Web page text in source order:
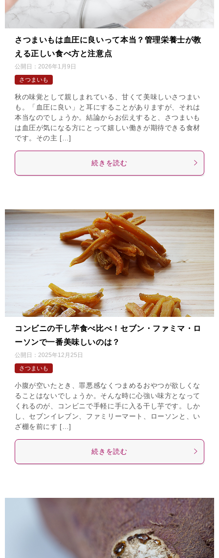
さつまいもは血圧に良いって本当？管理栄養士が教
える正しい食べ方と注意点
公開日： 2026年1月9日
さつまいも
秋の味覚として親しまれている、甘くて美味しいさつまい
も。「血圧に良い」と耳にすることがありますが、それは
本当なのでしょうか。結論からお伝えすると、さつまいも
は血圧が気になる方にとって嬉しい働きが期待できる食材
です。その主 […]
続きを読む
コンビニの干し芋食べ比べ！セブン・ファミマ・ロ
ーソンで一番美味しいのは？
公開日： 2025年12月25日
さつまいも
小腹が空いたとき、罪悪感なくつまめるおやつが欲しくな
ることはないでしょうか。そんな時に心強い味方となって
くれるのが、コンビニで手軽に手に入る干し芋です。しか
し、セブンイレブン、ファミリーマート、ローソンと、い
ざ棚を前にす […]
続きを読む